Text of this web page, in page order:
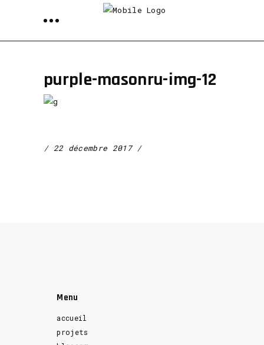
purple-masonru-img-12
22 décembre 2017
Menu
accueil
projets